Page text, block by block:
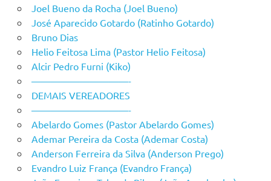
Joel Bueno da Rocha (Joel Bueno)
José Aparecido Gotardo (Ratinho Gotardo)
Bruno Dias
Helio Feitosa Lima (Pastor Helio Feitosa)
Alcir Pedro Furni (Kiko)
——————————-
DEMAIS VEREADORES
——————————-
Abelardo Gomes (Pastor Abelardo Gomes)
Ademar Pereira da Costa (Ademar Costa)
Anderson Ferreira da Silva (Anderson Prego)
Evandro Luiz França (Evandro França)